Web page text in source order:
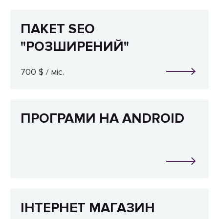
ПАКЕТ SEO
"РОЗШИРЕНИЙ"
700 $ / міс.
ПРОГРАМИ НА ANDROID
ІНТЕРНЕТ МАГАЗИН